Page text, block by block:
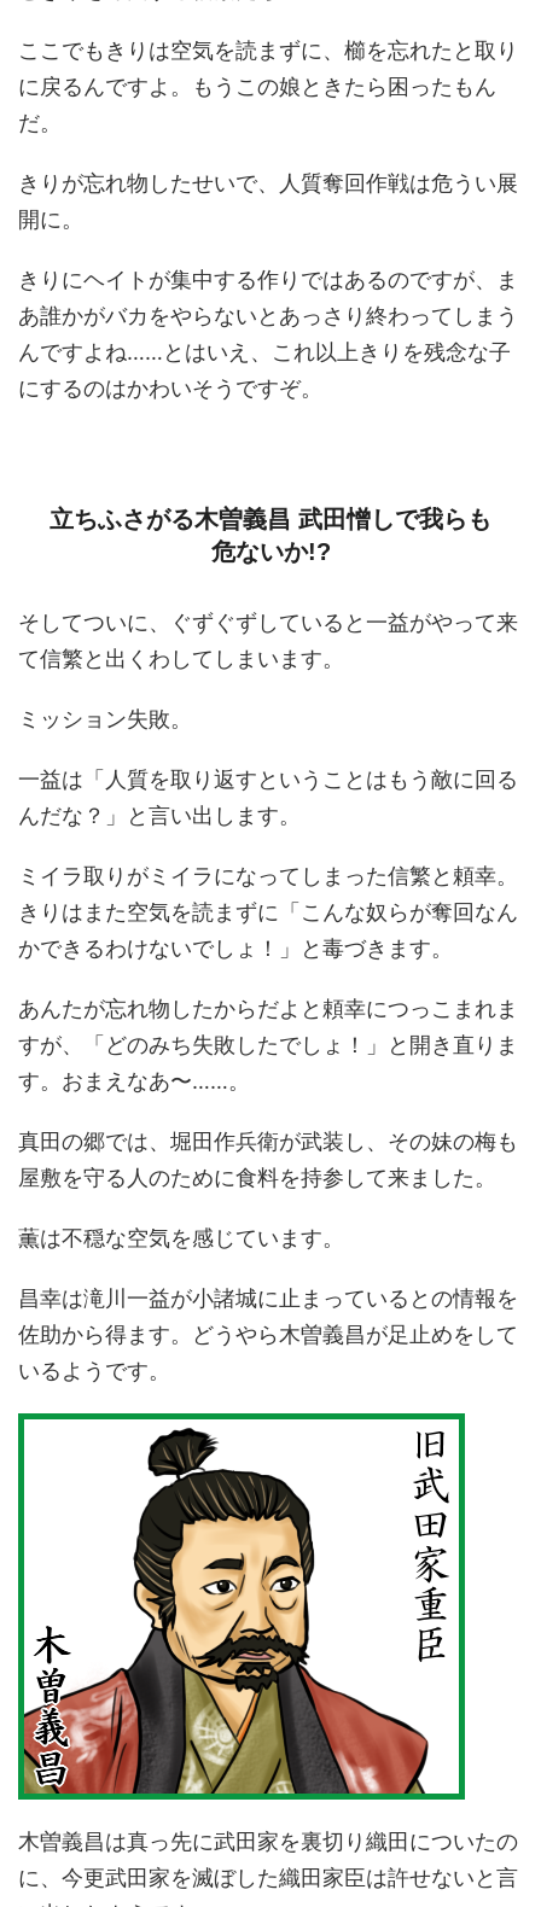
ここでもきりは空気を読まずに、櫛を忘れたと取り
に戻るんですよ。もうこの娘ときたら困ったもん
だ。
きりが忘れ物したせいで、人質奪回作戦は危うい展
開に。
きりにヘイトが集中する作りではあるのですが、ま
あ誰かがバカをやらないとあっさり終わってしまう
んですよね……とはいえ、これ以上きりを残念な子
にするのはかわいそうですぞ。
立ちふさがる木曽義昌 武田憎しで我らも
危ないか!?
そしてついに、ぐずぐずしていると一益がやって来
て信繁と出くわしてしまいます。
ミッション失敗。
一益は「人質を取り返すということはもう敵に回る
んだな？」と言い出します。
ミイラ取りがミイラになってしまった信繁と頼幸。
きりはまた空気を読まずに「こんな奴らが奪回なん
かできるわけないでしょ！」と毒づきます。
あんたが忘れ物したからだよと頼幸につっこまれま
すが、「どのみち失敗したでしょ！」と開き直りま
す。おまえなあ〜……。
真田の郷では、堀田作兵衛が武装し、その妹の梅も
屋敷を守る人のために食料を持参して来ました。
薫は不穏な空気を感じています。
昌幸は滝川一益が小諸城に止まっているとの情報を
佐助から得ます。どうやら木曽義昌が足止めをして
いるようです。
木曽義昌は真っ先に武田家を裏切り織田についたの
に、今更武田家を滅ぼした織田家臣は許せないと言